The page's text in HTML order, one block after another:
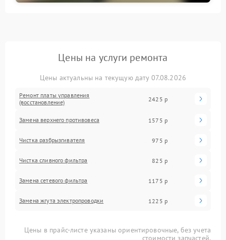
Цены на услуги ремонта
Цены актуальны на текущую дату 07.08.2026
Ремонт платы управления
(восстановление)
2425 р
Замена верхнего противовеса 1575 р
Чистка разбрызгивателя 975 р
Чистка сливного фильтра 825 р
Замена сетевого фильтра 1175 р
Замена жгута электропроводки 1225 р
Цены в прайс-листе указаны ориентировочные, без учета
стоимости запчастей.